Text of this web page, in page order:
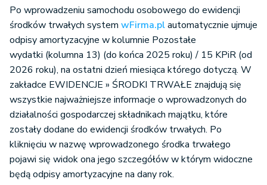
Po wprowadzeniu samochodu osobowego do ewidencji
środków trwałych system wFirma.plautomatycznie ujmuje
odpisy amortyzacyjne w kolumnie Pozostałe
wydatki (kolumna 13) (do końca 2025 roku) / 15 KPiR (od
2026 roku), na ostatni dzień miesiąca którego dotyczą. W
zakładce EWIDENCJE » ŚRODKI TRWAŁE znajdują się
wszystkie najważniejsze informacje o wprowadzonych do
działalności gospodarczej składnikach majątku, które
zostały dodane do ewidencji środków trwałych. Po
kliknięciu w nazwę wprowadzonego środka trwałego
pojawi się widok ona jego szczegółów w którym widoczne
będą odpisy amortyzacyjne na dany rok.